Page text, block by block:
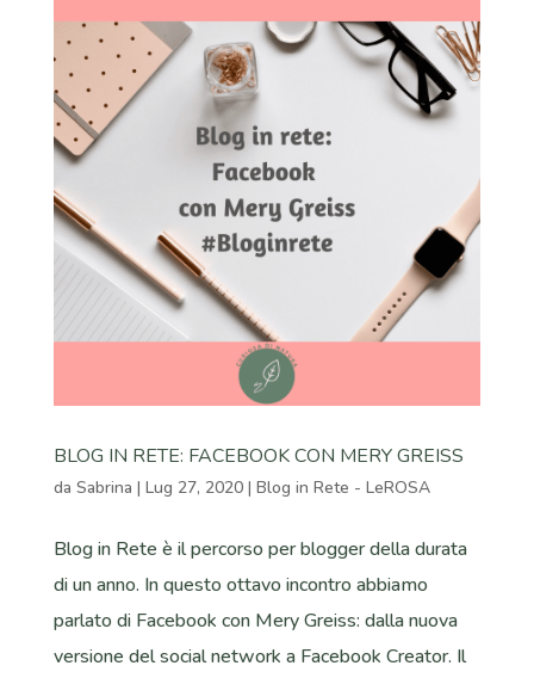
BLOG IN RETE: FACEBOOK CON MERY GREISS
da Sabrina | Lug 27, 2020| Blog in Rete - LeROSA
Blog in Rete è il percorso per blogger della durata
di un anno. In questo ottavo incontro abbiamo
parlato di Facebook con Mery Greiss: dalla nuova
versione del social network a Facebook Creator. Il